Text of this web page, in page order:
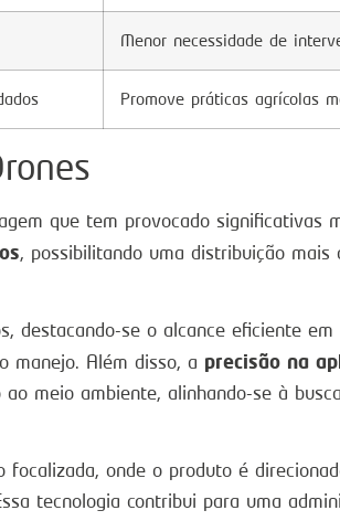
Menor necessidade de
Promove práticas agrícolas
que tem provocado significativas
, possibilitando uma distribuição mais
destacando-se o alcance eficiente
manejo. Além disso, a precisão na
meio ambiente, alinhando-se à
onde o produto é
tecnologia contribui para uma